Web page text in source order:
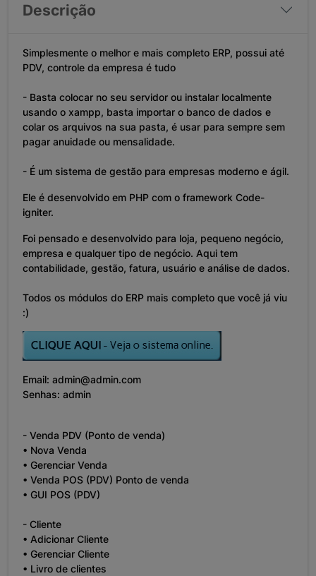
Descrição
Simplesmente o melhor e mais completo ERP, possui até
PDV, controle da empresa é tudo
- Basta colocar no seu servidor ou instalar localmente
usando o xampp, basta importar o banco de dados e
colar os arquivos na sua pasta, é usar para sempre sem
pagar anuidade ou mensalidade.
- É um sistema de gestão para empresas moderno e ágil.
Ele é desenvolvido em PHP com o framework Code-
igniter.
Foi pensado e desenvolvido para loja, pequeno negócio,
empresa e qualquer tipo de negócio. Aqui tem
contabilidade, gestão, fatura, usuário e análise de dados.
Todos os módulos do ERP mais completo que você já viu
:)
Email: admin@admin.com
Senhas: admin
- Venda PDV (Ponto de venda)
• Nova Venda
• Gerenciar Venda
• Venda POS (PDV) Ponto de venda
• GUI POS (PDV)
- Cliente
• Adicionar Cliente
• Gerenciar Cliente
• Livro de clientes